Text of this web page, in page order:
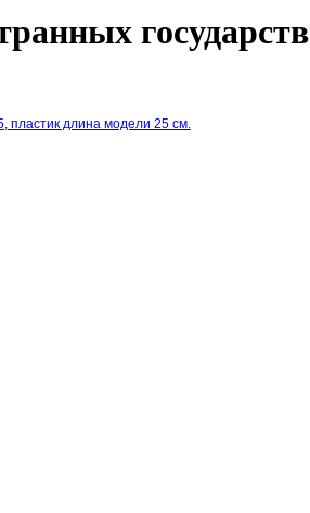
государств
пластик длина модели 25 см.